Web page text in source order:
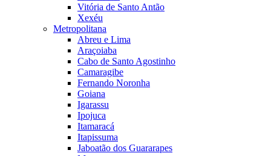
Vitória de Santo Antão
Xexéu
Metropolitana
Abreu e Lima
Araçoiaba
Cabo de Santo Agostinho
Camaragibe
Fernando Noronha
Goiana
Igarassu
Ipojuca
Itamaracá
Itapissuma
Jaboatão dos Guararapes